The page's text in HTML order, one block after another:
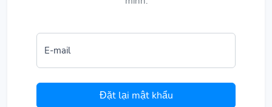
E-mail
Đặt lại mật khẩu